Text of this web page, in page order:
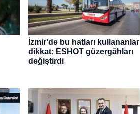
İzmir'de bu hatları kullananlar
dikkat: ESHOT güzergâhları
değiştirdi